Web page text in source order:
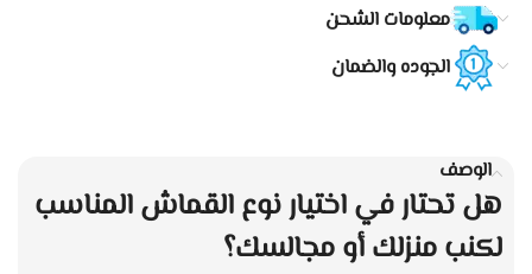
معلومات الشحن
الجوده والضمان
الوصف
هل تحتار في اختيار نوع القماش المناسب
لكنب منزلك أو مجالسك؟